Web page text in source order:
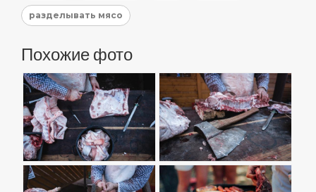
разделывать мясо
Похожие фото